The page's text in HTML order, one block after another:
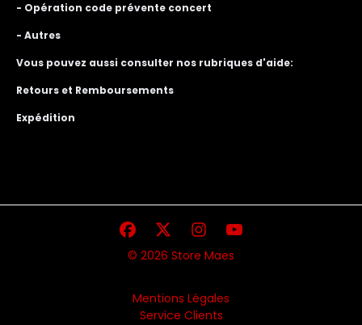
- Opération code prévente concert
- Autres
Vous pouvez aussi consulter nos rubriques d'aide:
Retours et Remboursements
Expédition
© 2026 Store Maes
Mentions Légales
Service Clients